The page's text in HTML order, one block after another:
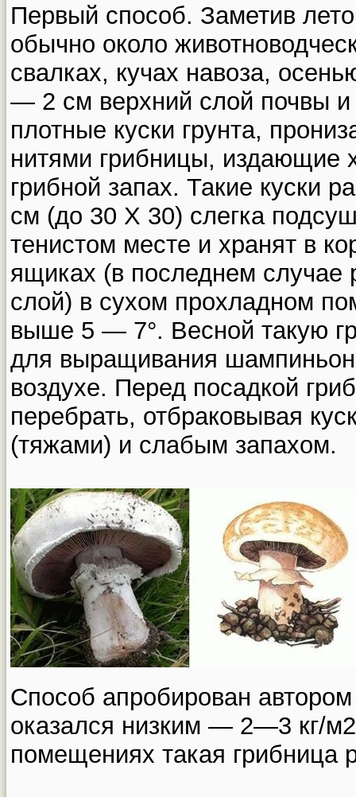
Первый способ. Заметив
обычно около
свалках, кучах навоза,
— 2 см верхний слой почвы и
плотные куски грунта,
нитями грибницы, издающие
грибной запах. Такие куски
см (до 30 X 30) слегка
тенистом месте и хранят в
ящиках (в последнем случае
слой) в сухом прохладном
выше 5 — 7°. Весной такую
для выращивания
воздухе. Перед посадкой
перебрать, отбраковывая
(тяжами) и слабым запахом.
Способ апробирован
оказался низким — 2—3 кг/
помещениях такая грибница